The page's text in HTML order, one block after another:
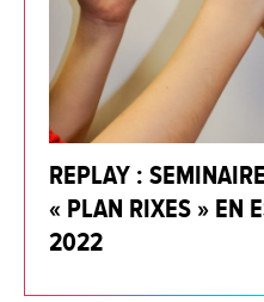
REPLAY :
« PLAN RIXES » EN
2022